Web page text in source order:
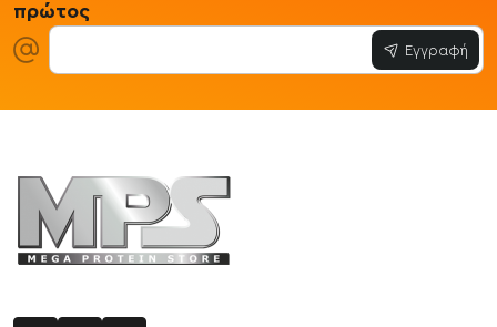
πρώτος
Εγγραφή